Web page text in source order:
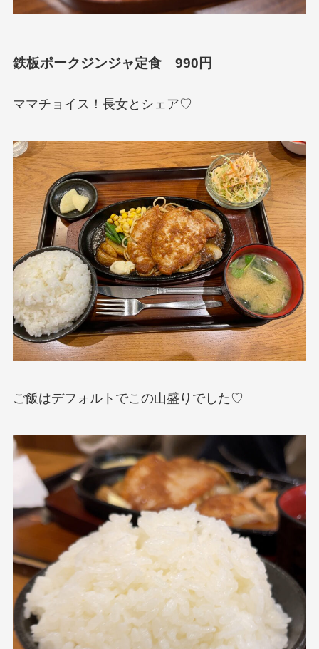
鉄板ポークジンジャ定食 990円
ママチョイス！長女とシェア♡
ご飯はデフォルトでこの山盛りでした♡